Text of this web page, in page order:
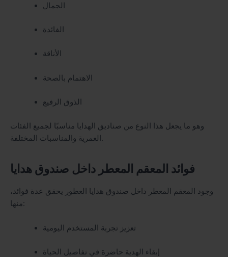
الجمال
الفائدة
الأناقة
الاهتمام بالصحة
الذوق الرفيع
وهو ما يجعل هذا النوع من صناديق الهدايا مناسبًا لجميع الفئات
العمرية والمناسبات المختلفة.
فوائد المعقم المعطر داخل صندوق هدايا
وجود المعقم المعطر داخل صندوق هدايا العطور يحقق عدة فوائد،
منها:
تعزيز تجربة المستخدم اليومية
إبقاء الهدية حاضرة في تفاصيل الحياة